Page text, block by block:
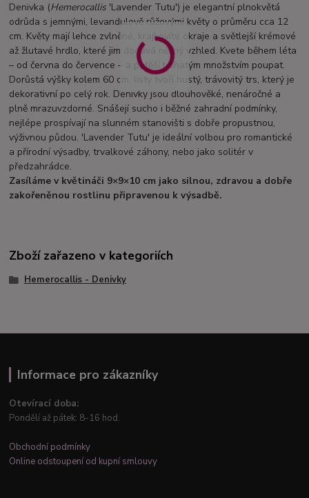
Denivka (Hemerocallis 'Lavender Tutu') je elegantní plnokvětá
odrůda s jemnými, levandulově růžovými květy o průměru cca 12
cm. Květy mají lehce zvlněné, krajkovité okraje a světlejší krémové
až žlutavé hrdlo, které jim dodává něžný vzhled. Kvete během léta
– od června do července – a potěší bohatým množstvím poupat.
Dorůstá výšky kolem 60 cm, listy tvoří hustý, trávovitý trs, který je
dekorativní po celý rok. Denivky jsou dlouhověké, nenáročné a
plně mrazuvzdorné. Snášejí sucho i běžné zahradní podmínky,
nejlépe prospívají na slunném stanovišti s dobře propustnou,
výživnou půdou. 'Lavender Tutu' je ideální volbou pro romantické
a přírodní výsadby, trvalkové záhony, nebo jako solitér v
předzahrádce.
Zasíláme v květináči 9×9×10 cm jako silnou, zdravou a dobře
zakořeněnou rostlinu připravenou k výsadbě.
Zboží zařazeno v kategoriích
Hemerocallis - Denivky
Informace pro zákazníky
Otevírací doba:
Pondělí až pátek: 8-16 hod.
Obchodní podmínky
Online odstoupení od kupní smlouvy